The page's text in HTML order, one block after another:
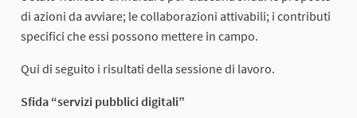
di azioni da avviare; le collaborazioni attivabili; i contributi
specifici che essi possono mettere in campo.
Qui di seguito i risultati della sessione di lavoro.
Sfida “servizi pubblici digitali”